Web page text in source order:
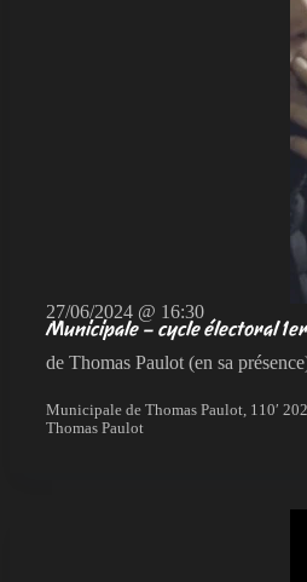
27/06/2024 @ 16:30
Municipale – cycle électoral
de Thomas Paulot (en sa
Municipale de Thomas Paulot, 110′
Thomas Paulot